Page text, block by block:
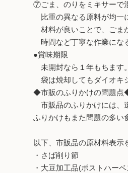
⑦ごま、のりをミキサーで
比重の異なる原料が均一
材料が良いことで、ごま
時間など丁寧な作業にな
●賞味期限
未開封なら１年もちます。
袋は焼却してもダイオキ
◆市販のふりかけの問題
市販品のふりかけには、
ふりかけもまた問題の多い
以下、市販品の原材料表示
・さば削り節
・大豆加工品(ポストハー